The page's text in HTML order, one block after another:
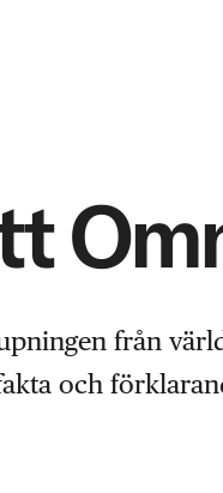
från
och